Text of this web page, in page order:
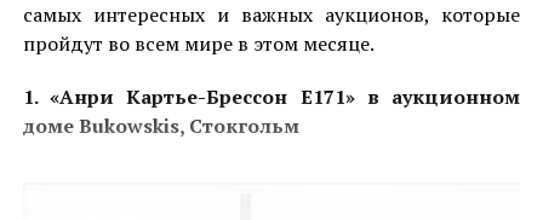
самых интересных и важных аукционов, которые
пройдут во всем мире в этом месяце.
1. «Анри Картье-Брессон E171» в аукционном
доме Bukowskis, Стокгольм